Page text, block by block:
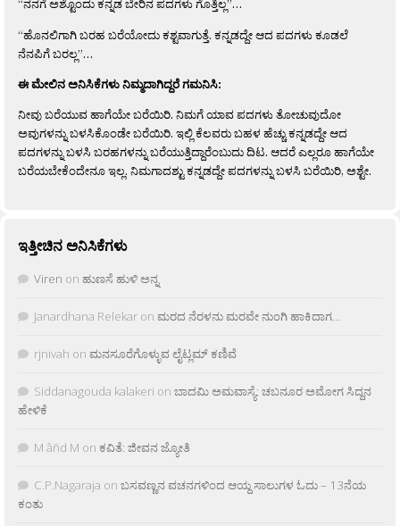
“ನನಗೆ ಅಶ್ಟೊಂದು ಕನ್ನಡ ಬೇರಿನ ಪದಗಳು ಗೊತ್ತಿಲ್ಲ”…
“ಹೊನಲಿಗಾಗಿ ಬರಹ ಬರೆಯೋದು ಕಶ್ಟವಾಗುತ್ತೆ. ಕನ್ನಡದ್ದೇ ಆದ ಪದಗಳು ಕೂಡಲೆ
ನೆನಪಿಗೆ ಬರಲ್ಲ”…
ಈ ಮೇಲಿನ ಅನಿಸಿಕೆಗಳು ನಿಮ್ಮದಾಗಿದ್ದರೆ ಗಮನಿಸಿ:
ನೀವು ಬರೆಯುವ ಹಾಗೆಯೇ ಬರೆಯಿರಿ. ನಿಮಗೆ ಯಾವ ಪದಗಳು ತೋಚುವುದೋ
ಅವುಗಳನ್ನು ಬಳಸಿಕೊಂಡೇ ಬರೆಯಿರಿ. ಇಲ್ಲಿ ಕೆಲವರು ಬಹಳ ಹೆಚ್ಚು ಕನ್ನಡದ್ದೇ ಆದ
ಪದಗಳನ್ನು ಬಳಸಿ ಬರಹಗಳನ್ನು ಬರೆಯುತ್ತಿದ್ದಾರೆಂಬುದು ದಿಟ. ಆದರೆ ಎಲ್ಲರೂ ಹಾಗೆಯೇ
ಬರೆಯಬೇಕೆಂದೇನೂ ಇಲ್ಲ. ನಿಮಗಾದಶ್ಟು ಕನ್ನಡದ್ದೇ ಪದಗಳನ್ನು ಬಳಸಿ ಬರೆಯಿರಿ, ಅಶ್ಟೇ.
ಇತ್ತೀಚಿನ ಅನಿಸಿಕೆಗಳು
Viren on ಹುಣಸೆ ಹುಳಿ ಅನ್ನ
Janardhana Relekar on ಮರದ ನೆರಳನು ಮರವೇ ನುಂಗಿ ಹಾಕಿದಾಗ…
rjnivah on ಮನಸೂರೆಗೊಳ್ಳುವ ಲೈಟ್ಲಮ್ ಕಣಿವೆ
Siddanagouda kalakeri on ಬಾದಮಿ ಅಮವಾಸ್ಯೆ: ಚಬನೂರ ಅಮೋಗ ಸಿದ್ದನ
ಹೇಳಿಕೆ
M âñd M on ಕವಿತೆ: ಜೀವನ ಜ್ಯೋತಿ
C.P.Nagaraja on ಬಸವಣ್ಣನ ವಚನಗಳಿಂದ ಆಯ್ದ ಸಾಲುಗಳ ಓದು – 13ನೆಯ
ಕಂತು